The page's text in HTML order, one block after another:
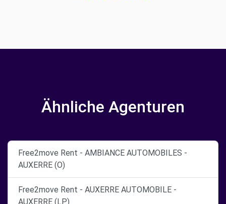
Ähnliche Agenturen
Free2move Rent - AMBIANCE AUTOMOBILES -
AUXERRE (O)
Free2move Rent - AUXERRE AUTOMOBILE -
AUXERRE (LP)